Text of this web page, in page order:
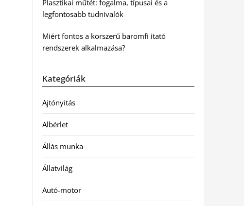
Plasztikai műtét: fogalma, típusai és a
legfontosabb tudnivalók
Miért fontos a korszerű baromfi itató
rendszerek alkalmazása?
Kategóriák
Ajtónyitás
Albérlet
Állás munka
Állatvilág
Autó-motor